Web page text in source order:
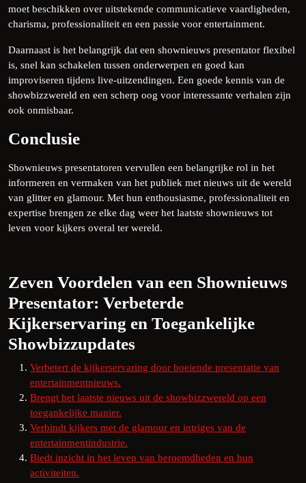
moet beschikken over uitstekende communicatieve vaardigheden,
charisma, professionaliteit en een passie voor entertainment.
Daarnaast is het belangrijk dat een shownieuws presentator flexibel
is, snel kan schakelen tussen onderwerpen en goed kan
improviseren tijdens live-uitzendingen. Een goede kennis van de
showbizzwereld en een scherp oog voor interessante verhalen zijn
ook onmisbaar.
Conclusie
Shownieuws presentatoren vervullen een belangrijke rol in het
informeren en vermaken van het publiek met nieuws uit de wereld
van glitter en glamour. Met hun enthousiasme, professionaliteit en
expertise brengen ze elke dag weer het laatste shownieuws tot
leven voor kijkers overal ter wereld.
Zeven Voordelen van een Shownieuws
Presentator: Verbeterde
Kijkerservaring en Toegankelijke
Showbizzupdates
Verbetert de kijkerservaring door boeiende presentatie van
entertainmentnieuws.
Brengt het laatste nieuws uit de showbizzwereld op een
toegankelijke manier.
Verbindt kijkers met de glamour en intriges van de
entertainmentindustrie.
Biedt inzicht in het leven van beroemdheden en hun
activiteiten.